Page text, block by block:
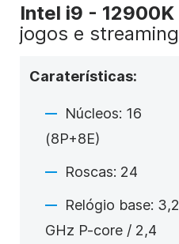
Intel i9 - 12900K
jogos e streaming
Caraterísticas:
Núcleos: 16
(8P+8E)
Roscas: 24
Relógio base: 3,2
GHz P-core / 2,4